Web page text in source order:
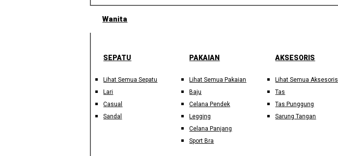
Wanita
SEPATU
Lihat Semua Sepatu
Lari
Casual
Sandal
PAKAIAN
Lihat Semua Pakaian
Baju
Celana Pendek
Legging
Celana Panjang
Sport Bra
AKSESORIS
Lihat Semua Aksesoris
Tas
Tas Punggung
Sarung Tangan